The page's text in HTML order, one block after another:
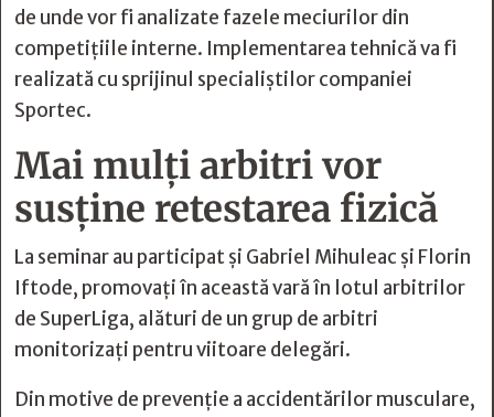
de unde vor fi analizate fazele meciurilor din
competițiile interne. Implementarea tehnică va fi
realizată cu sprijinul specialiștilor companiei
Sportec.
Mai mulți arbitri vor
susține retestarea fizică
La seminar au participat și Gabriel Mihuleac și Florin
Iftode, promovați în această vară în lotul arbitrilor
de SuperLiga, alături de un grup de arbitri
monitorizați pentru viitoare delegări.
Din motive de prevenție a accidentărilor musculare,